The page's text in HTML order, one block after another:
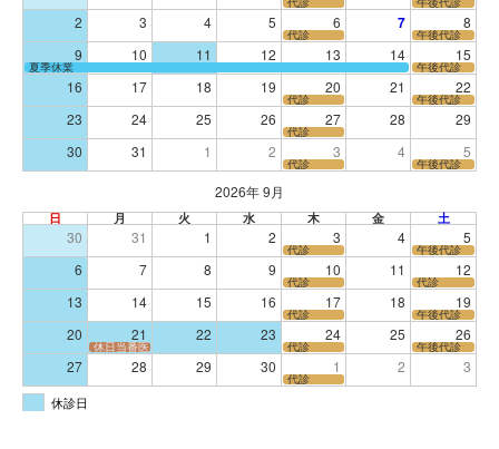
2 3 4 5 6 7 8
代診 午後代診
9 10 11 12 13 14 15
夏季休業 午後代診
16 17 18 19 20 21 22
代診 午後代診
23 24 25 26 27 28 29
代診
30 31 1 2 3 4 5
代診 午後代診
2026年 9月
日 月 火 水 木 金 土
30 31 1 2 3 4 5
代診 午後代診
6 7 8 9 10 11 12
代診 代診
13 14 15 16 17 18 19
代診 午後代診
20 21 22 23 24 25 26
休日当番医 代診 午後代診
27 28 29 30 1 2 3
代診
休診日